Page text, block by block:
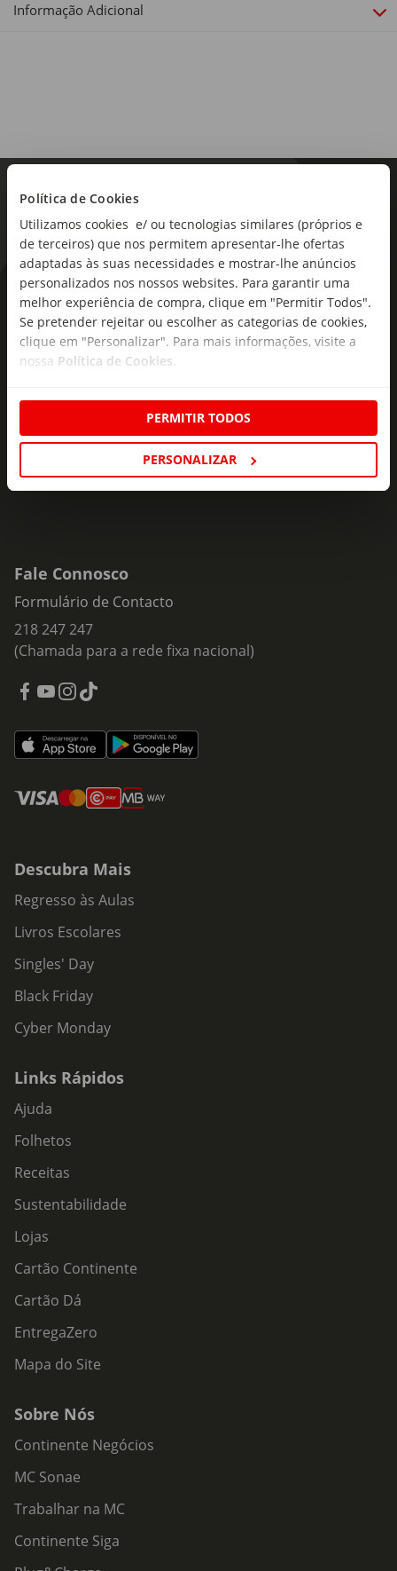
Política de Cookies
Utilizamos cookies e/ ou tecnologias similares (próprios e
de terceiros) que nos permitem apresentar-lhe ofertas
adaptadas às suas necessidades e mostrar-lhe anúncios
personalizados nos nossos websites. Para garantir uma
melhor experiência de compra, clique em "Permitir Todos".
Se pretender rejeitar ou escolher as categorias de cookies,
clique em "Personalizar". Para mais informações, visite a
nossa Política de Cookies.
PERMITIR TODOS
PERSONALIZAR
Dimensões:
Temperatura:
Sortido:
Não
Informação Adicional
As novidades mais frescas no
seu e-mail!
Subscreva e descubra campanhas exclusivas,
Subscrever
Fale Connosco
Formulário de Contacto
218 247 247
(Chamada para a rede fixa nacional)
Descubra Mais
Regresso às Aulas
Livros Escolares
Singles' Day
Black Friday
Cyber Monday
Links Rápidos
Ajuda
Folhetos
Receitas
Sustentabilidade
Lojas
Cartão Continente
Cartão Dá
EntregaZero
Mapa do Site
Sobre Nós
Continente Negócios
MC Sonae
Trabalhar na MC
Continente Siga